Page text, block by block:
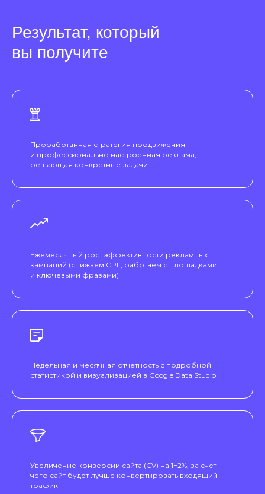
Результат, который
вы получите
Проработанная стратегия продвижения
и профессионально настроенная реклама,
решающая конкретные задачи
Ежемесячный рост эффективности рекламных
кампаний (снижаем CPL, работаем с площадками
и ключевыми фразами)
Недельная и месячная отчетность с подробной
статистикой и визуализацией в Google Data Studio
Увеличение конверсии сайта (CV) на 1−2%, за счет
чего сайт будет лучше конвертировать входящий
трафик